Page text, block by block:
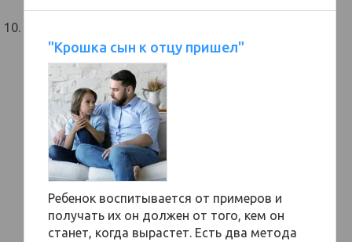
"Крошка сын к отцу пришел"
Ребенок воспитывается от примеров и
получать их он должен от того, кем он
станет, когда вырастет. Есть два метода